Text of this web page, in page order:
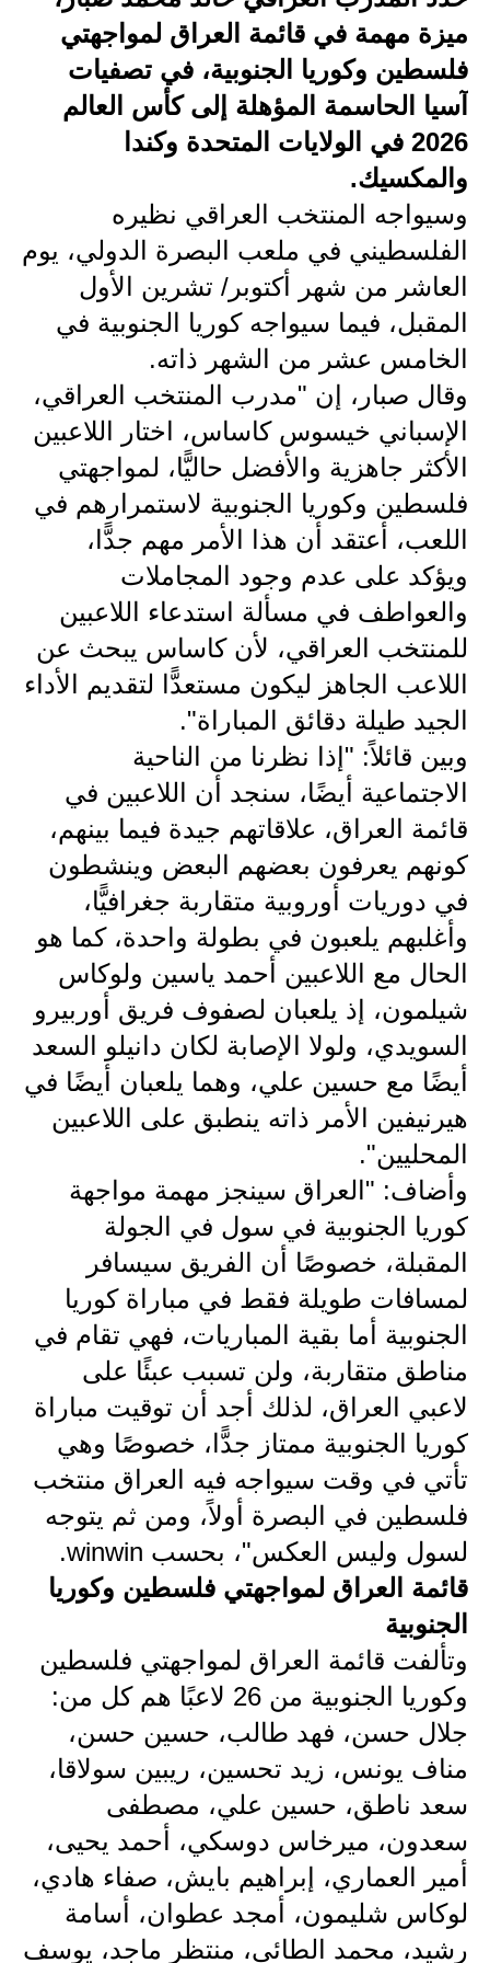
الاخبار الاقتصادية
الاخبار الرياضية
المدارس
نتائج الامتحانات
المرحلة الابتدائية
المرحلة المتوسطة
المرحلة الاعدادية
اسئلة وزارية
المرحلة الابتدائية
المرحلة المتوسطة
المرحلة الاعدادية
مرشحات
المرحلة الابتدائية
المرحلة المتوسطة
المرحلة الاعدادية
كتب مدرسية
المرحلة الابتدائية
المرحلة المتوسطة
المرحلة الاعدادية
ملازم دراسية
المرحلة الابتدائية
المرحلة الاعدادية
المرحلة الابتدائية
المرحلة المتوسطة
المرحلة الاعدادية
مواضيع انشاء
المرحلة الابتدائية
المرحلة المتوسطة
المرحلة الاعدادية
الجامعات
اخبار وقرارات وزارة التعليم
العالي
استمارة القبول المركزي
نتائج القبول المركزي
الطقس
العطل
ميزة مهمة في قائمة العراق لمواجهتي
فلسطين وكوريا الجنوبية، في تصفيات
آسيا الحاسمة المؤهلة إلى كأس العالم
2026 في الولايات المتحدة وكندا
والمكسيك.
وسيواجه المنتخب العراقي نظيره
الفلسطيني في ملعب البصرة الدولي، يوم
العاشر من شهر أكتوبر/ تشرين الأول
المقبل، فيما سيواجه كوريا الجنوبية في
الخامس عشر من الشهر ذاته.
وقال صبار، إن "مدرب المنتخب العراقي،
الإسباني خيسوس كاساس، اختار اللاعبين
الأكثر جاهزية والأفضل حاليًّا، لمواجهتي
فلسطين وكوريا الجنوبية لاستمرارهم في
اللعب، أعتقد أن هذا الأمر مهم جدًّا،
ويؤكد على عدم وجود المجاملات
والعواطف في مسألة استدعاء اللاعبين
للمنتخب العراقي، لأن كاساس يبحث عن
اللاعب الجاهز ليكون مستعدًّا لتقديم الأداء
الجيد طيلة دقائق المباراة".
وبين قائلاً: "إذا نظرنا من الناحية
الاجتماعية أيضًا، سنجد أن اللاعبين في
قائمة العراق، علاقاتهم جيدة فيما بينهم،
كونهم يعرفون بعضهم البعض وينشطون
في دوريات أوروبية متقاربة جغرافيًّا،
وأغلبهم يلعبون في بطولة واحدة، كما هو
الحال مع اللاعبين أحمد ياسين ولوكاس
شيلمون، إذ يلعبان لصفوف فريق أوربيرو
السويدي، ولولا الإصابة لكان دانيلو السعد
أيضًا مع حسين علي، وهما يلعبان أيضًا في
هيرنيفين الأمر ذاته ينطبق على اللاعبين
المحليين".
وأضاف: "العراق سينجز مهمة مواجهة
كوريا الجنوبية في سول في الجولة
المقبلة، خصوصًا أن الفريق سيسافر
لمسافات طويلة فقط في مباراة كوريا
الجنوبية أما بقية المباريات، فهي تقام في
مناطق متقاربة، ولن تسبب عبئًا على
لاعبي العراق، لذلك أجد أن توقيت مباراة
كوريا الجنوبية ممتاز جدًّا، خصوصًا وهي
تأتي في وقت سيواجه فيه العراق منتخب
فلسطين في البصرة أولاً، ومن ثم يتوجه
لسول وليس العكس"، بحسب winwin.
قائمة العراق لمواجهتي فلسطين وكوريا
الجنوبية
وتألفت قائمة العراق لمواجهتي فلسطين
وكوريا الجنوبية من 26 لاعبًا هم كل من:
جلال حسن، فهد طالب، حسين حسن،
مناف يونس، زيد تحسين، ريبين سولاقا،
سعد ناطق، حسين علي، مصطفى
سعدون، ميرخاس دوسكي، أحمد يحيى،
أمير العماري، إبراهيم بايش، صفاء هادي،
لوكاس شليمون، أمجد عطوان، أسامة
رشيد، محمد الطائي، منتظر ماجد، يوسف